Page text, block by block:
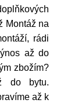
Montáž na
rádi
až do
zbožím?
do bytu.
až k